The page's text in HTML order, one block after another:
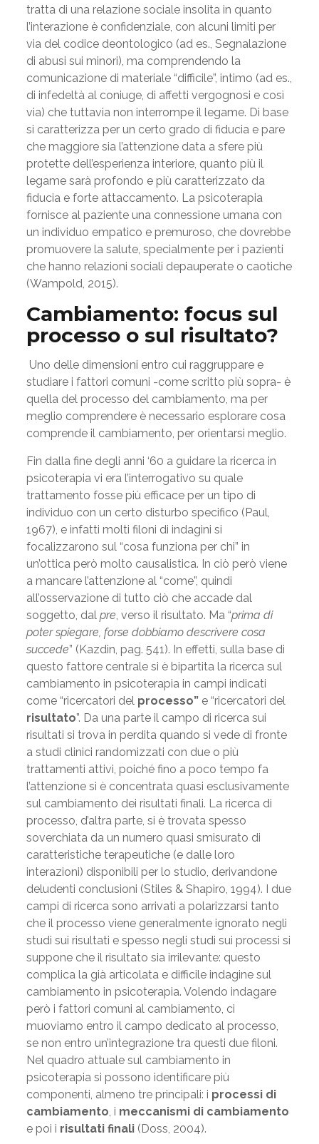
tratta di una relazione sociale insolita in quanto
l’interazione è confidenziale, con alcuni limiti per
via del codice deontologico (ad es., Segnalazione
di abusi sui minori), ma comprendendo la
comunicazione di materiale “difficile”, intimo (ad es.,
di infedeltà al coniuge, di affetti vergognosi e così
via) che tuttavia non interrompe il legame. Di base
si caratterizza per un certo grado di fiducia e pare
che maggiore sia l’attenzione data a sfere più
protette dell’esperienza interiore, quanto più il
legame sarà profondo e più caratterizzato da
fiducia e forte attaccamento. La psicoterapia
fornisce al paziente una connessione umana con
un individuo empatico e premuroso, che dovrebbe
promuovere la salute, specialmente per i pazienti
che hanno relazioni sociali depauperate o caotiche
(Wampold, 2015).
Cambiamento: focus sul
processo o sul risultato?
Uno delle dimensioni entro cui raggruppare e
studiare i fattori comuni -come scritto più sopra- è
quella del processo del cambiamento, ma per
meglio comprendere è necessario esplorare cosa
comprende il cambiamento, per orientarsi meglio.
Fin dalla fine degli anni ‘60 a guidare la ricerca in
psicoterapia vi era l’interrogativo su quale
trattamento fosse più efficace per un tipo di
individuo con un certo disturbo specifico (Paul,
1967), e infatti molti filoni di indagini si
focalizzarono sul “cosa funziona per chi” in
un’ottica però molto causalistica. In ciò però viene
a mancare l’attenzione al “come”, quindi
all’osservazione di tutto ciò che accade dal
soggetto, dal pre, verso il risultato. Ma “prima di
poter spiegare, forse dobbiamo descrivere cosa
succede” (Kazdin, pag. 541). In effetti, sulla base di
questo fattore centrale si è bipartita la ricerca sul
cambiamento in psicoterapia in campi indicati
come “ricercatori del processo”e “ricercatori del
risultato”. Da una parte il campo di ricerca sui
risultati si trova in perdita quando si vede di fronte
a studi clinici randomizzati con due o più
trattamenti attivi, poiché fino a poco tempo fa
l’attenzione si è concentrata quasi esclusivamente
sul cambiamento dei risultati finali. La ricerca di
processo, d’altra parte, si è trovata spesso
soverchiata da un numero quasi smisurato di
caratteristiche terapeutiche (e dalle loro
interazioni) disponibili per lo studio, derivandone
deludenti conclusioni (Stiles & Shapiro, 1994). I due
campi di ricerca sono arrivati a polarizzarsi tanto
che il processo viene generalmente ignorato negli
studi sui risultati e spesso negli studi sui processi si
suppone che il risultato sia irrilevante: questo
complica la già articolata e difficile indagine sul
cambiamento in psicoterapia. Volendo indagare
però i fattori comuni al cambiamento, ci
muoviamo entro il campo dedicato al processo,
se non entro un’integrazione tra questi due filoni.
Nel quadro attuale sul cambiamento in
psicoterapia si possono identificare più
componenti, almeno tre principali: i processi di
cambiamento, i meccanismi di cambiamento
e poi i risultati finali(Doss, 2004).